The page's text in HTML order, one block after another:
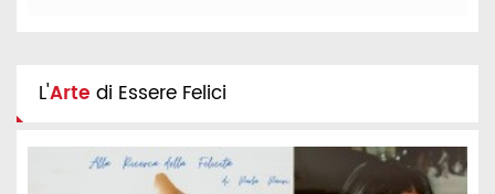
L'Arte di Essere Felici